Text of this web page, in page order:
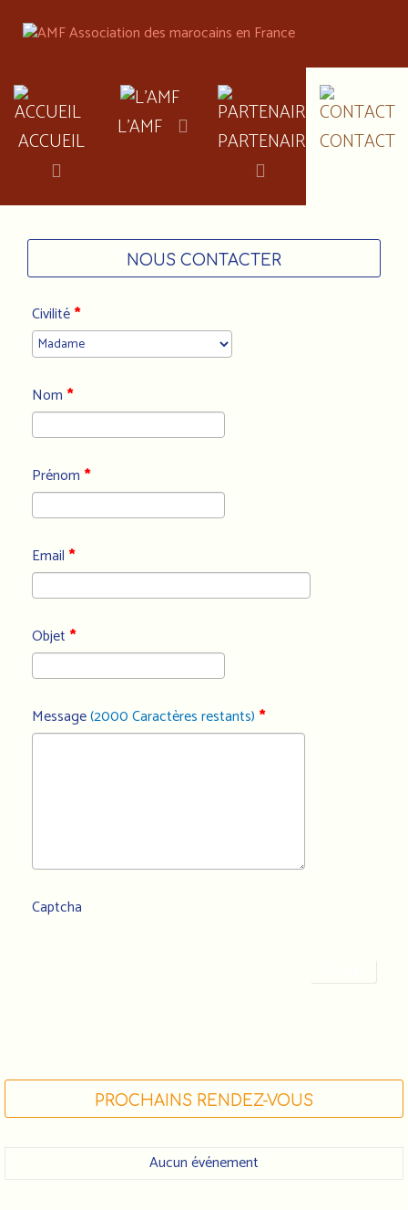
ACCUEIL L'AMF PARTENAIRESCONTACT
NOUS CONTACTER
Civilité*
Nom *
Prénom *
Email *
Objet *
Message(2000 Caractères restants) *
Captcha
PROCHAINS RENDEZ-VOUS
Aucun événement